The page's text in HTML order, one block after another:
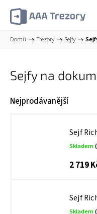
Domů / Trezory / Sejfy /
Sejfy na
Nejprodávanější
Sejf
Skladem
2 719
Sejf
Skladem